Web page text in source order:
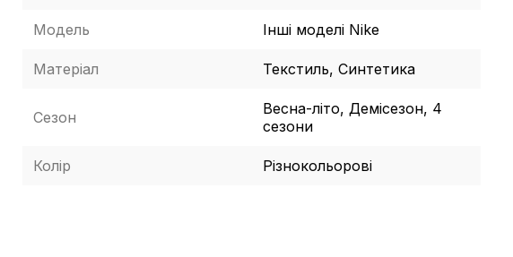
Модель Інші моделі Nike
Матеріал Текстиль, Синтетика
Сезон
Весна-літо, Демісезон, 4
сезони
Колір Різнокольорові